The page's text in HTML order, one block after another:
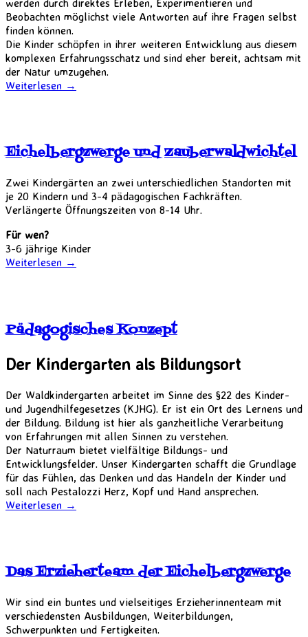
Beobachten möglichst viele Antworten auf ihre Fragen selbst
finden können.
Die Kinder schöpfen in ihrer weiteren Entwicklung aus diesem
komplexen Erfahrungsschatz und sind eher bereit, achtsam mit
der Natur umzugehen.
Weiterlesen →
Eichelbergzwerge und Zauberwaldwichtel
Zwei Kindergärten an zwei unterschiedlichen Standorten mit
je 20 Kindern und 3-4 pädagogischen Fachkräften.
Verlängerte Öffnungszeiten von 8-14 Uhr.
Für wen?
3-6 jährige Kinder
Weiterlesen →
Pädagogisches Konzept
Der Kindergarten als Bildungsort
Der Waldkindergarten arbeitet im Sinne des §22 des Kinder-
und Jugendhilfegesetzes (KJHG). Er ist ein Ort des Lernens und
der Bildung. Bildung ist hier als ganzheitliche Verarbeitung
von Erfahrungen mit allen Sinnen zu verstehen.
Der Naturraum bietet vielfältige Bildungs- und
Entwicklungsfelder. Unser Kindergarten schafft die Grundlage
für das Fühlen, das Denken und das Handeln der Kinder und
soll nach Pestalozzi Herz, Kopf und Hand ansprechen.
Weiterlesen →
Das Erzieherteam der Eichelbergzwerge
Wir sind ein buntes und vielseitiges Erzieherinnenteam mit
verschiedensten Ausbildungen, Weiterbildungen,
Schwerpunkten und Fertigkeiten.